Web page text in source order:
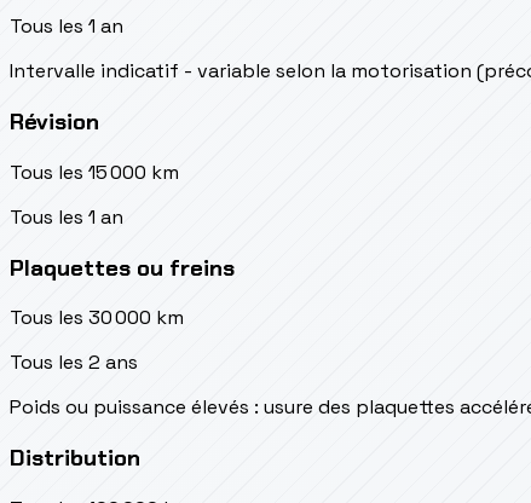
Tous les 1 an
Intervalle indicatif - variable selon la motorisation
Révision
Tous les 15 000 km
Tous les 1 an
Plaquettes ou freins
Tous les 30 000 km
Tous les 2 ans
Poids ou puissance élevés : usure des plaquettes
Distribution